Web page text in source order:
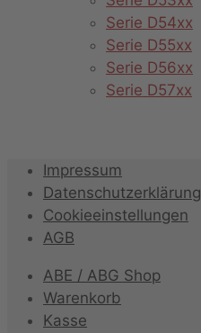
Serie D54xx
Serie D55xx
Serie D56xx
Serie D57xx
Impressum
Datenschutzerklärung
Cookieeinstellungen
AGB
ABE / ABG Shop
Warenkorb
Kasse